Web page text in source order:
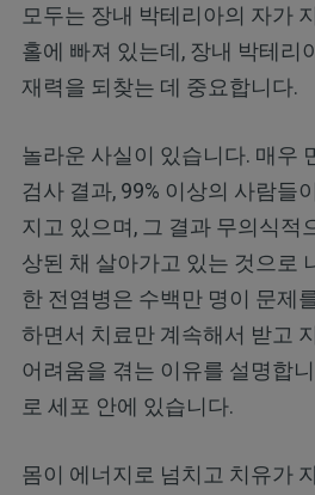
모두는 장내 박테리아의 자가
홀에 빠져 있는데, 장내 박테리
재력을 되찾는 데 중요합니다.
놀라운 사실이 있습니다. 매우
검사 결과, 99% 이상의 사람들
지고 있으며, 그 결과 무의식적
상된 채 살아가고 있는 것으로
한 전염병은 수백만 명이 문제
하면서 치료만 계속해서 받고
어려움을 겪는 이유를 설명합
로 세포 안에 있습니다.
몸이 에너지로 넘치고 치유가